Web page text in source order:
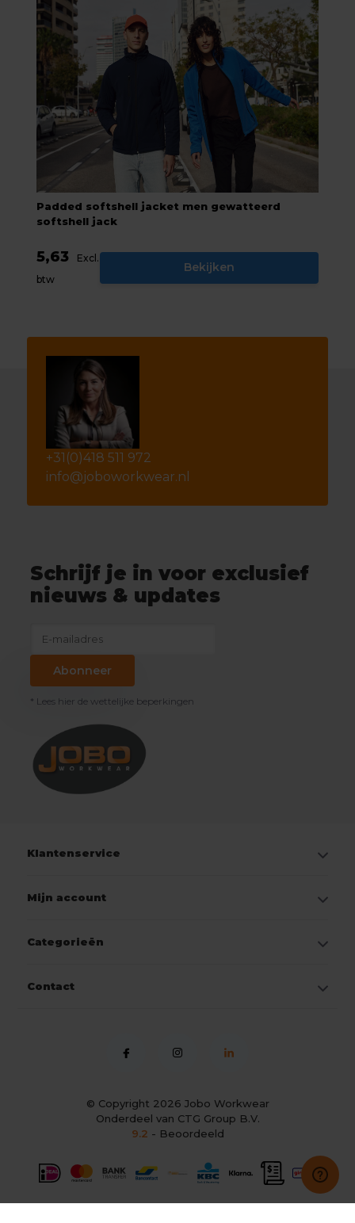
Padded softshell jacket men gewatteerd
softshell jack
5,63
Excl.
btw
Bekijken
+31(0)418 511 972
info@joboworkwear.nl
Schrijf je in voor exclusief
nieuws & updates
Abonneer
* Lees hier de wettelijke beperkingen
Klantenservice
Mijn account
Categorieën
Contact
© Copyright 2026 Jobo Workwear
Onderdeel van CTG Group B.V.
9.2 - Beoordeeld